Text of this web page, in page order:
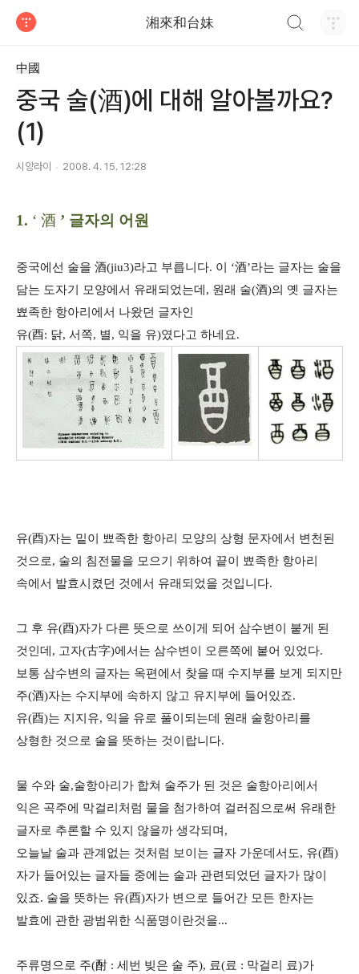
湘來和台妹
中國
중국 술(酒)에 대해 알아볼까요?
(1)
시앙라이 2008. 4. 15. 12:28
1. ‘ 酒 ’ 글자의 어원
중국에선 술을 酒(jiu3)라고 부릅니다. 이 ‘酒’라는 글자는 술을
담는 도자기 모양에서 유래되었는데 , 원래 술(酒)의 옛 글자는
뾰족한 항아리에서 나왔던 글자인
유(酉: 닭, 서쪽, 별, 익을 유)였다고 하네요.
유(酉)자는 밑이 뾰족한 항아리 모양의 상형 문자에서 변천된
것으로, 술의 침전물을 모으기 위하여 끝이 뾰족한 항아리
속에서 발효시켰던 것에서 유래되었을 것입니다.
그 후 유(酉)자가 다른 뜻으로 쓰이게 되어 삼수변이 붙게 된
것인데 , 고자(古字)에서는 삼수변이 오른쪽에 붙어 있었다.
보통 삼수변의 글자는 옥편에서 찾을 때 수지부를 보게 되지만
주(酒)자는 수지부에 속하지 않고 유지부에 들어있죠.
유(酉)는 지지유, 익을 유로 풀이되는데 원래 술항아리를
상형한 것으로 술을 뜻하는 것이랍니다.
물 수와 술,술항아리가 합쳐 술주가 된 것은 술항아리에서
익은 곡주에 막걸리처럼 물을 첨가하여 걸러짐으로써 유래한
글자로 추론할 수 있지 않을까 생각되며,
오늘날 술과 관계없는 것처럼 보이는 글자 가운데서도, 유(酉)
자가 들어있는 글자들 중에는 술과 관련되었던 글자가 많이
있죠. 술을 뜻하는 유(酉)자가 변으로 들어간 모든 한자는
발효에 관한 광범위한 식품명이란것을...
주류명으로 주(酎 : 세번 빚은 술 주), 료(료 : 막걸리 료)가